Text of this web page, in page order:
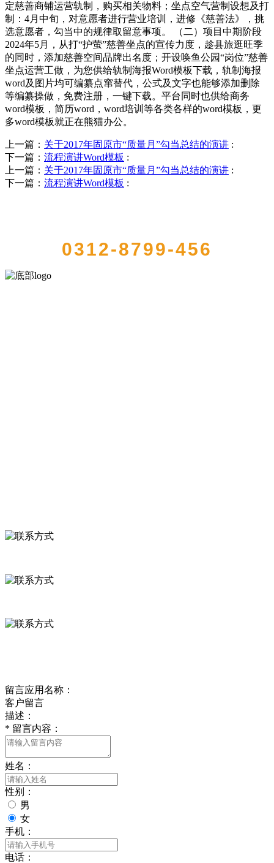
定慈善商铺运营轨制，购买相关物料；坐点空气营制设想及打
制：4月中旬，对意愿者进行营业培训，进修《慈善法》，挑
选意愿者，勾当中的规律取留意事项。 （二）项目中期阶段
2024年5月，从打“护萤”慈善坐点的宣传力度，趁县旅逛旺季
的同时，添加慈善空间品牌出名度；开设唤鱼公园“岗位”慈善
坐点运营工做，为您供给轨制海报Word模板下载，轨制海报
word及图片均可编纂点窜替代，公式及文字也能够添加删除
等编纂操做，免费注册，一键下载。平台同时也供给商务
word模板，简历word，word培训等各类各样的word模板，更
多word模板就正在熊猫办公。
上一篇： 关于2017年固原市“质量月”勾当总结的演讲 :
下一篇： 流程演讲Word模板 :
上一篇： 关于2017年固原市“质量月”勾当总结的演讲 :
下一篇： 流程演讲Word模板 :
0312-8799-456
留言应用名称：
客户留言
描述：
* 留言内容：
姓名：
性别：
男
女
手机：
电话：